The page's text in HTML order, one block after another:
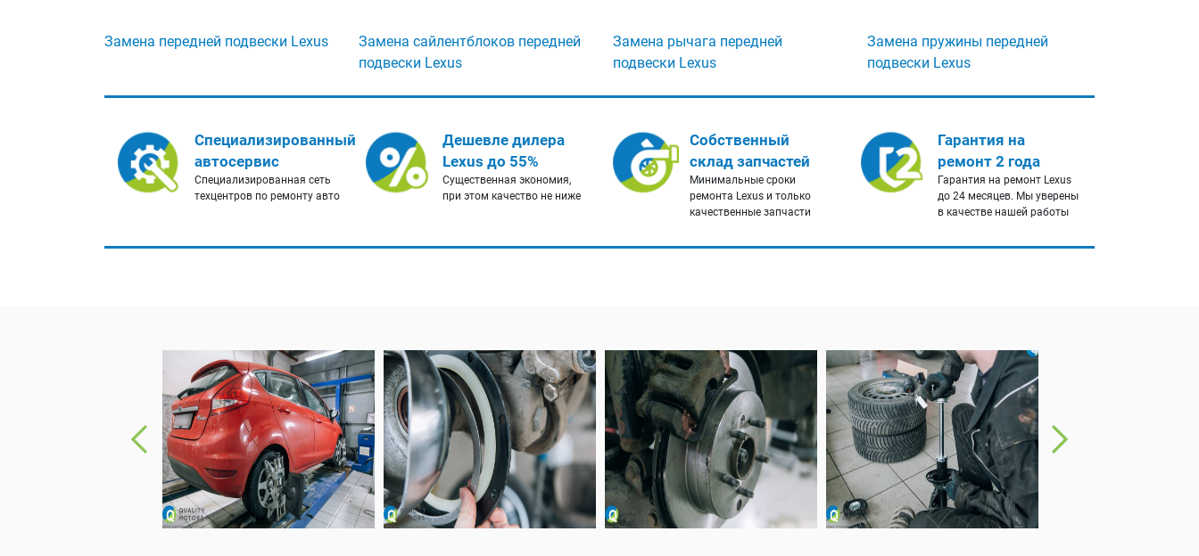
Замена передней подвески Lexus
Замена сайлентблоков передней
подвески Lexus
Замена рычага передней
подвески Lexus
Замена пружины передней
подвески Lexus
Специализированный
автосервис
Специализированная сеть
техцентров по ремонту авто
Дешевле дилера
Lexus до 55%
Существенная экономия,
при этом качество не ниже
Собственный
склад запчастей
Минимальные сроки
ремонта Lexus и только
качественные запчасти
Гарантия на
ремонт 2 года
Гарантия на ремонт Lexus
до 24 месяцев. Мы уверены
в качестве нашей работы